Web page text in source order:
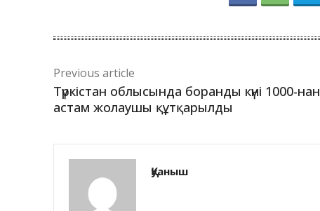
Previous article
Түркістан облысында боранды күні 1000-нан
астам жолаушы құтқарылды
Қуаныш